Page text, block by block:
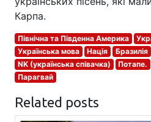
Карпа.
Північна та Південна Америка
Українська мова
Нація Бразилія
NK (українська співачка)
Потапе.
Парагвай
Related posts